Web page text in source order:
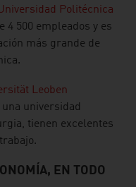
Politécnica
4 500 empleados y es
más grande de
Leoben
una universidad
tienen excelentes
EN TODO